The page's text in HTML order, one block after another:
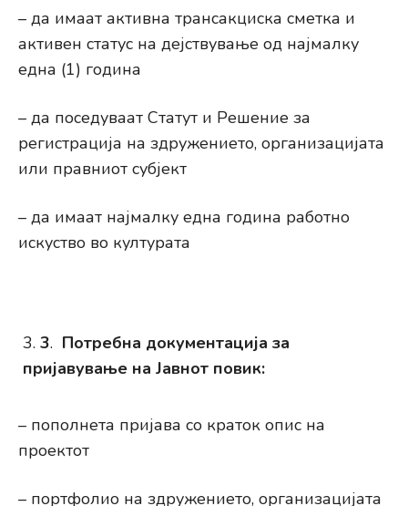
– да имаат активна трансакциска сметка и
активен статус на дејствување од најмалку
една (1) година
– да поседуваат Статут и Решение за
регистрација на здружението, организацијата
или правниот субјект
– да имаат најмалку една година работно
искуство во културата
3. Потребна документација за
пријавување на Јавнот повик:
– пополнета пријава со краток опис на
проектот
– портфолио на здружението, организацијата